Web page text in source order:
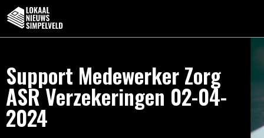
Support Medewerker Zorg
ASR Verzekeringen 02-04-
2024